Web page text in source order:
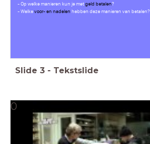
- Op welke manieren kun je metgeld betalen?
- Welkevoor- en nadelen hebben deze manieren van betalen?
Slide 3 - Tekstslide
0